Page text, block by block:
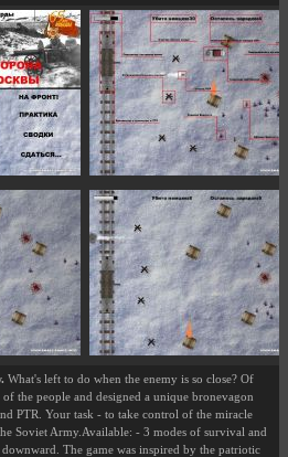
What's left to do when the enemy is so close? Of
the people and designed a unique bronevagon
PTR. Your task - to take control of the miracle
Soviet Army.Available: - 3 modes of survival and
The game was inspired by the patriotic